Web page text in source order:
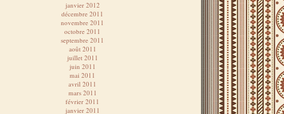
janvier 2012
décembre 2011
novembre 2011
octobre 2011
septembre 2011
août 2011
juillet 2011
juin 2011
mai 2011
avril 2011
mars 2011
février 2011
janvier 2011